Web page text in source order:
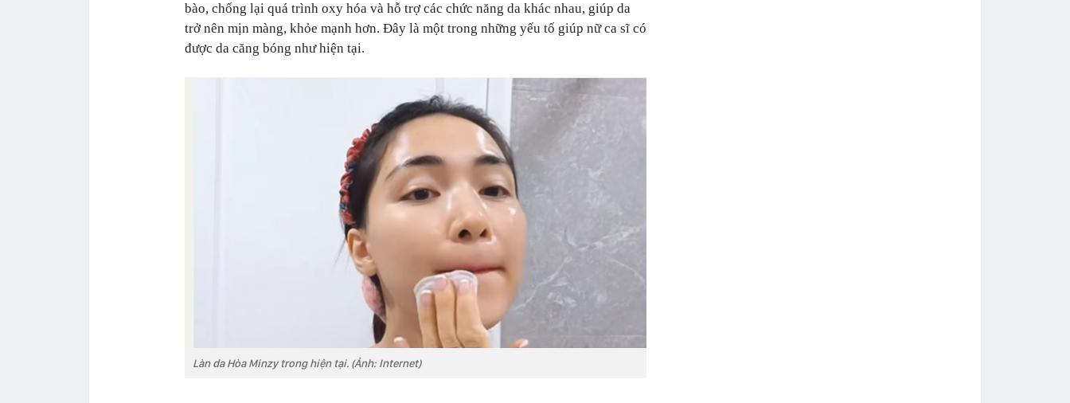
bào, chống lại quá trình oxy hóa và hỗ trợ các chức năng da khác nhau, giúp da
trở nên mịn màng, khỏe mạnh hơn. Đây là một trong những yếu tố giúp nữ ca sĩ có
được da căng bóng như hiện tại.
Làn da Hòa Minzy trong hiện tại. (Ảnh: Internet)